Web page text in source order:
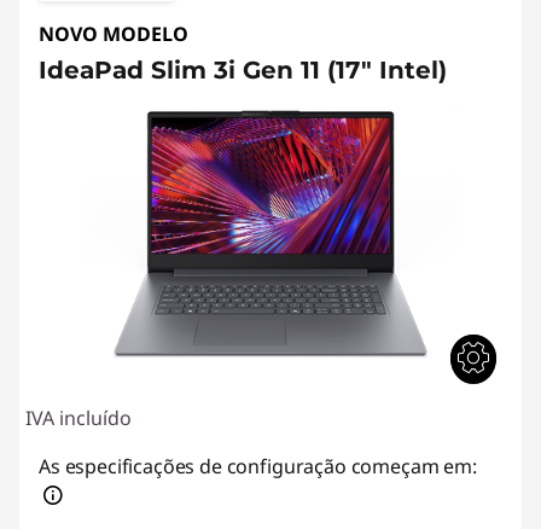
NOVO MODELO
IdeaPad Slim 3i Gen 11 (17" Intel)
IVA incluído
As especificações de configuração começam em: